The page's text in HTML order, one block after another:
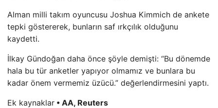
Alman milli takım oyuncusu Joshua Kimmich de ankete
tepki göstererek, bunların saf ırkçılık olduğunu
kaydetti.
İlkay Gündoğan daha önce şöyle demişti: “Bu dönemde
hala bu tür anketler yapıyor olmamız ve bunlara bu
kadar önem vermemiz üzücü.” değerlendirmesini yaptı.
Ek kaynaklar • AA, Reuters